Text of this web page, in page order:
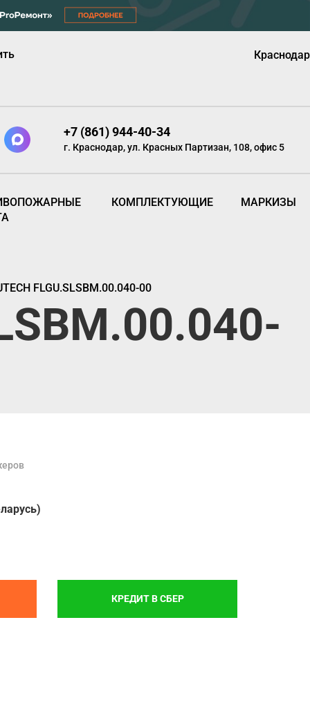
Краснодар
+7 (861) 944-40-34
г. Краснодар, ул. Красных Партизан, 108, офис 5
КОМПЛЕКТУЮЩИЕ МАРКИЗЫ
FLGU.SLSBM.00.040-00
КРЕДИТ В СБЕР